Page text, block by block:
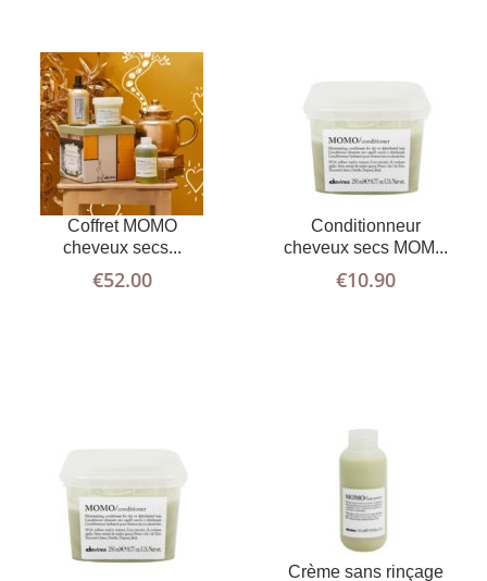
Coffret MOMO
cheveux secs...
€52.00
Conditionneur
cheveux secs MOM...
€10.90
AJOUTER AU
PANIER
PLUS
D'INFOS
Crème sans rinçage
PANIER
D'INFOS